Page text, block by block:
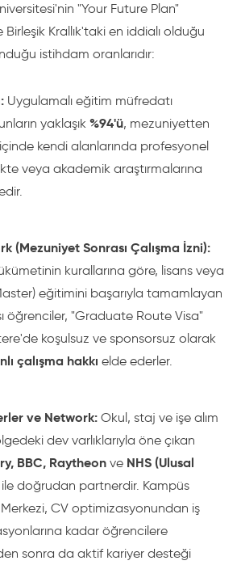
"Your Future Plan"
Krallık'taki en iddialı olduğu
istihdam oranlarıdır:
Uygulamalı eğitim müfredatı
yaklaşık %94'ü, mezuniyetten
kendi alanlarında profesyonel
veya akademik araştırmalarına
(Mezuniyet Sonrası Çalışma İzni):
kurallarına göre, lisans veya
eğitimini başarıyla tamamlayan
öğrenciler, "Graduate Route Visa"
koşulsuz ve sponsorsuz olarak
çalışma hakkı elde ederler.
ve Network: Okul, staj ve işe alım
dev varlıklarıyla öne çıkan
BBC, Raytheon ve NHS (Ulusal
ile doğrudan partnerdir. Kampüs
CV optimizasyonundan iş
kadar öğrencilere
sonra da aktif kariyer desteği